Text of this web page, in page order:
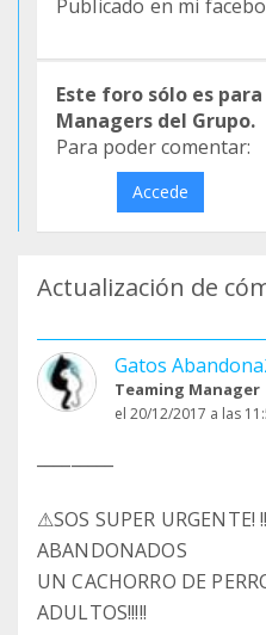
Publicado en mi
Este foro sólo es
Managers del Grupo.
Para poder comentar:
Accede
Actualización de
Gatos
Teaming Manager
el 20/12/2017 a las
⚠SOS SUPER URGENTE!
ABANDONADOS
UN CACHORRO DE
ADULTOS!!!!!